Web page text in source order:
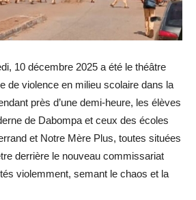
10 décembre 2025 a été le théâtre
de violence en milieu scolaire dans la
près d’une demi-heure, les élèves
de Dabompa et ceux des écoles
et Notre Mère Plus, toutes situées
derrière le nouveau commissariat
violemment, semant le chaos et la